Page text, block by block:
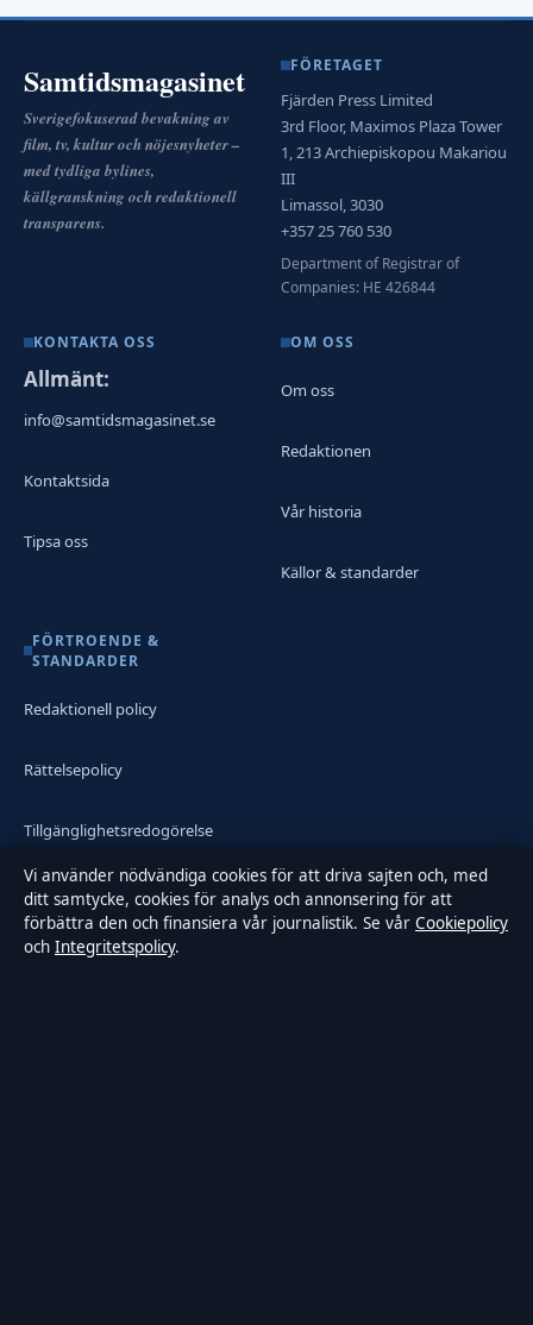
Samtidsmagasinet
Sverigefokuserad bevakning av
film, tv, kultur och nöjesnyheter –
med tydliga bylines,
källgranskning och redaktionell
transparens.
FÖRETAGET
Fjärden Press Limited
3rd Floor, Maximos Plaza Tower
1, 213 Archiepiskopou Makariou
III
Limassol, 3030
+357 25 760 530
Department of Registrar of
Companies: HE 426844
KONTAKTA OSS
Allmänt:
info@samtidsmagasinet.se
Kontaktsida
Tipsa oss
OM OSS
Om oss
Redaktionen
Vår historia
Källor & standarder
FÖRTROENDE &
STANDARDER
Redaktionell policy
Rättelsepolicy
Tillgänglighetsredogörelse
Integritetspolicy
Kändisar & integritet
Vi använder nödvändiga cookies för att driva sajten och, med
ditt samtycke, cookies för analys och annonsering för att
förbättra den och finansiera vår journalistik. Se vår Cookiepolicy
och Integritetspolicy.